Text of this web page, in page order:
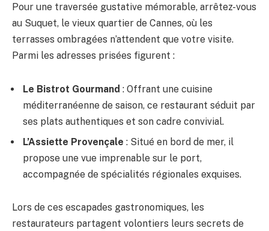
Pour une traversée gustative mémorable, arrêtez-vous
au Suquet, le vieux quartier de Cannes, où les
terrasses ombragées n’attendent que votre visite.
Parmi les adresses prisées figurent :
Le Bistrot Gourmand : Offrant une cuisine
méditerranéenne de saison, ce restaurant séduit par
ses plats authentiques et son cadre convivial.
L’Assiette Provençale : Situé en bord de mer, il
propose une vue imprenable sur le port,
accompagnée de spécialités régionales exquises.
Lors de ces escapades gastronomiques, les
restaurateurs partagent volontiers leurs secrets de